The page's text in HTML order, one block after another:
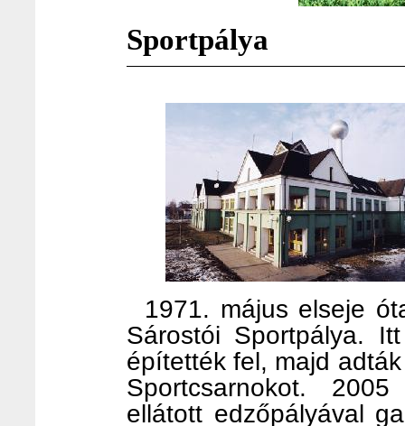
Sportpálya
1971. május elseje
Sárostói Sportpálya.
építették fel, majd
Sportcsarnokot.
ellátott edzőpályával